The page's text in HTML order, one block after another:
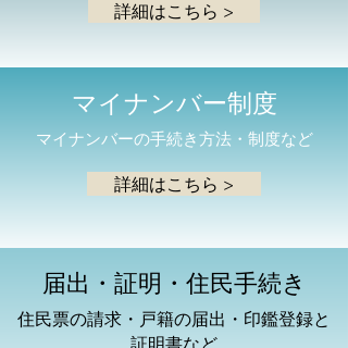
詳細はこちら >
マイナンバー制度
マイナンバーの手続き方法・制度など
詳細はこちら >
届出・証明・住民手続き
住民票の請求・戸籍の届出・印鑑登録と